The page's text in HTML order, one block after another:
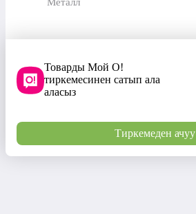
Товарды Мой О!
тиркемесинен сатып ала
аласыз
Тиркемеден ачуу